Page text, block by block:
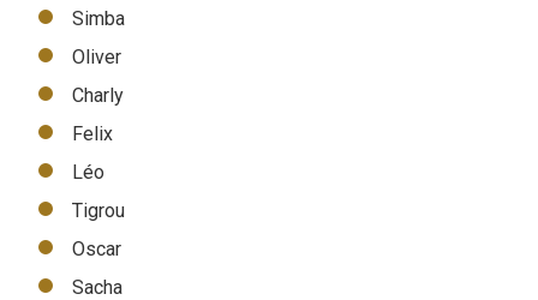
Simba
Oliver
Charly
Felix
Léo
Tigrou
Oscar
Sacha